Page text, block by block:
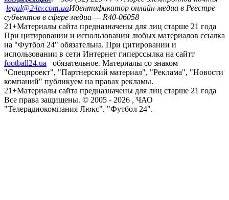
legal@24tv.com.uaИдентификатор онлайн-медиа в Реестре
субъектов в сфере медиа — R40-06058
21+Материалы сайта предназначены для лиц старше 21 года
При цитировании и использовании любых материалов ссылка
на "Футбол 24" обязательна. При цитировании и
использовании в сети Интернет гиперссылка на сайтт
football24.ua
обязательное. Материалы со знаком
"Спецпроект", "Партнерский материал", "Реклама", "Новости
компаний" публикуем на правах рекламы.
21+Материалы сайта предназначены для лиц старше 21 года
Все права защищены. © 2005 - 2026 , ЧАО
"Телерадиокомпания Люкс". "Футбол 24".